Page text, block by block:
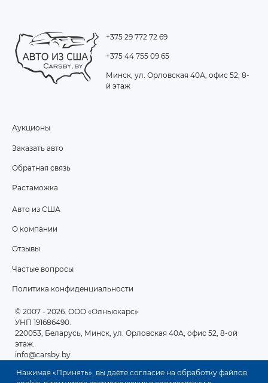
Нажимая «Принять», вы даёте согласие на обработку файлов
+375 29 772 72 69
+375 44 755 09 65
Минск, ул. Орловская 40А, офис 52, 8-
й этаж
MENU
Аукционы
Заказать авто
Обратная связь
Растаможка
2
Авто из США
О компании
Отзывы
Частые вопросы
Политика конфиденциальности
© 2007 - 2026. ООО «Олньюкарс»
УНП 191686490.
220053, Беларусь, Минск, ул. Орловская 40А, офис 52, 8-ой
этаж.
info@carsby.by